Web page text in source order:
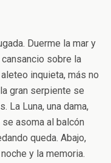
Duerme la mar y
sobre la
inquieta, más no
gran serpiente se
La Luna, una dama,
asoma al balcón
queda. Abajo,
y la memoria.